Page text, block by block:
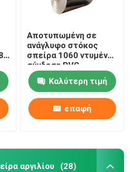
Αποτυπωμένη σε
ανάγλυφο στόκος
σπείρα 1060 ντυμένο
σύνδεση PVC
0.1300mm υποβολής
σε ανοδική οξείδωση
σπειρών αργιλίου
1050 H14
Καλύτερη τιμή
επαφή
αργιλίου (28)